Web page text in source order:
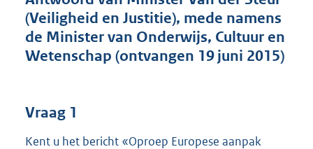
b
(Veiligheid en Justitie), mede namens
de Minister van Onderwijs, Cultuur en
Wetenschap (ontvangen 19 juni 2015)
Vraag 1
Kent u het bericht «Oproep Europese aanpak